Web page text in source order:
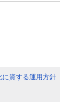
に資する運用方針